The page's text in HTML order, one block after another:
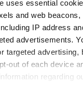
uses essential
and web
IP address
advertisements.
targeted advertising,
out of each device
regarding